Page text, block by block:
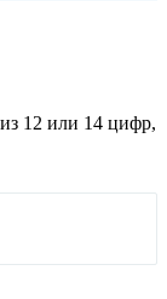
12 или 14 цифр,